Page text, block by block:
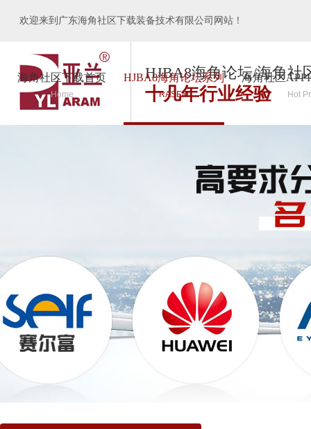
欢迎来到广东海角社区下载装备技术有限公司网站！
HJBA8海角论坛/海角社
十几年行业经验
海角社区下载首页
Home
HJBA8海角论坛系列
RASEM
海角社区
Hot